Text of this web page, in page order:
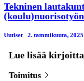
Tekninen
Uutiset 2. tammikuuta, 2025
Lue lisää
Toimitus